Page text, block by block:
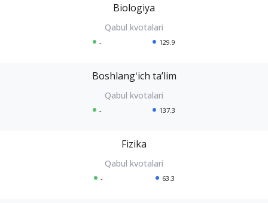
Biologiya
- 129.9
Boshlangʻich taʼlim
- 137.3
Fizika
- 63.3